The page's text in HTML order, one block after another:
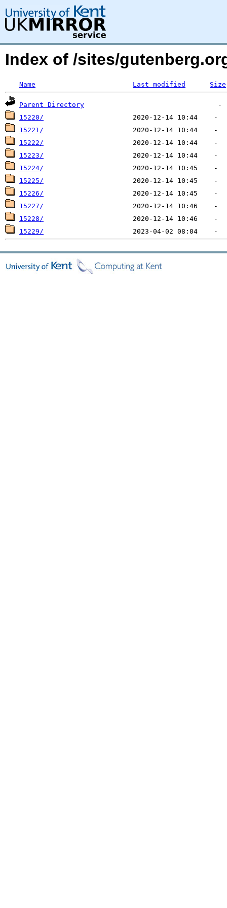
Index of /sites/
Name Last modified Size
Parent Directory
15220/
15221/
15222/
15223/
15224/
15225/
15226/
15227/
15228/
15229/